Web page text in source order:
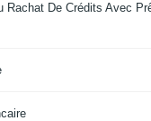
Rachat De Crédits Avec